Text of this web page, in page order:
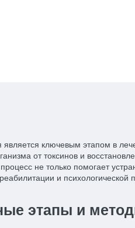
является ключевым этапом в
от токсинов и
не только помогает
и психологической
этапы и